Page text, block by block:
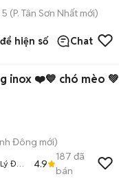
(P. Tân Sơn Nhất mới)
hiện số Chat
inox ❤️💙 chó mèo 💚
Đông mới)
Đồ
4.9
187 đã
bán